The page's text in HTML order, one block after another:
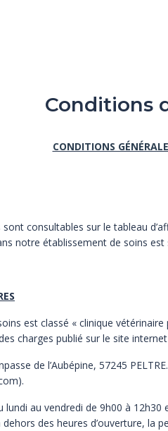
Conditions
CONDITIONS
consultables sur le tableau
notre établissement de soins
est classé « clinique
charges publié sur le site
de l’Aubépine, 57245
lundi au vendredi de 9h00 à
des heures d’ouverture, la